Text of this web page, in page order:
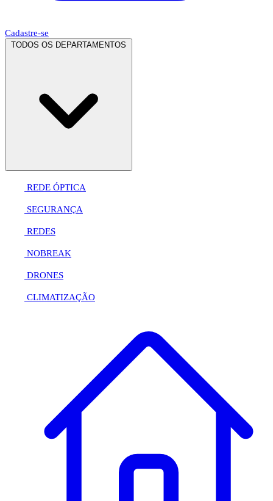
Cadastre-se
TODOS OS DEPARTAMENTOS
REDE ÓPTICA
SEGURANÇA
REDES
NOBREAK
DRONES
CLIMATIZAÇÃO